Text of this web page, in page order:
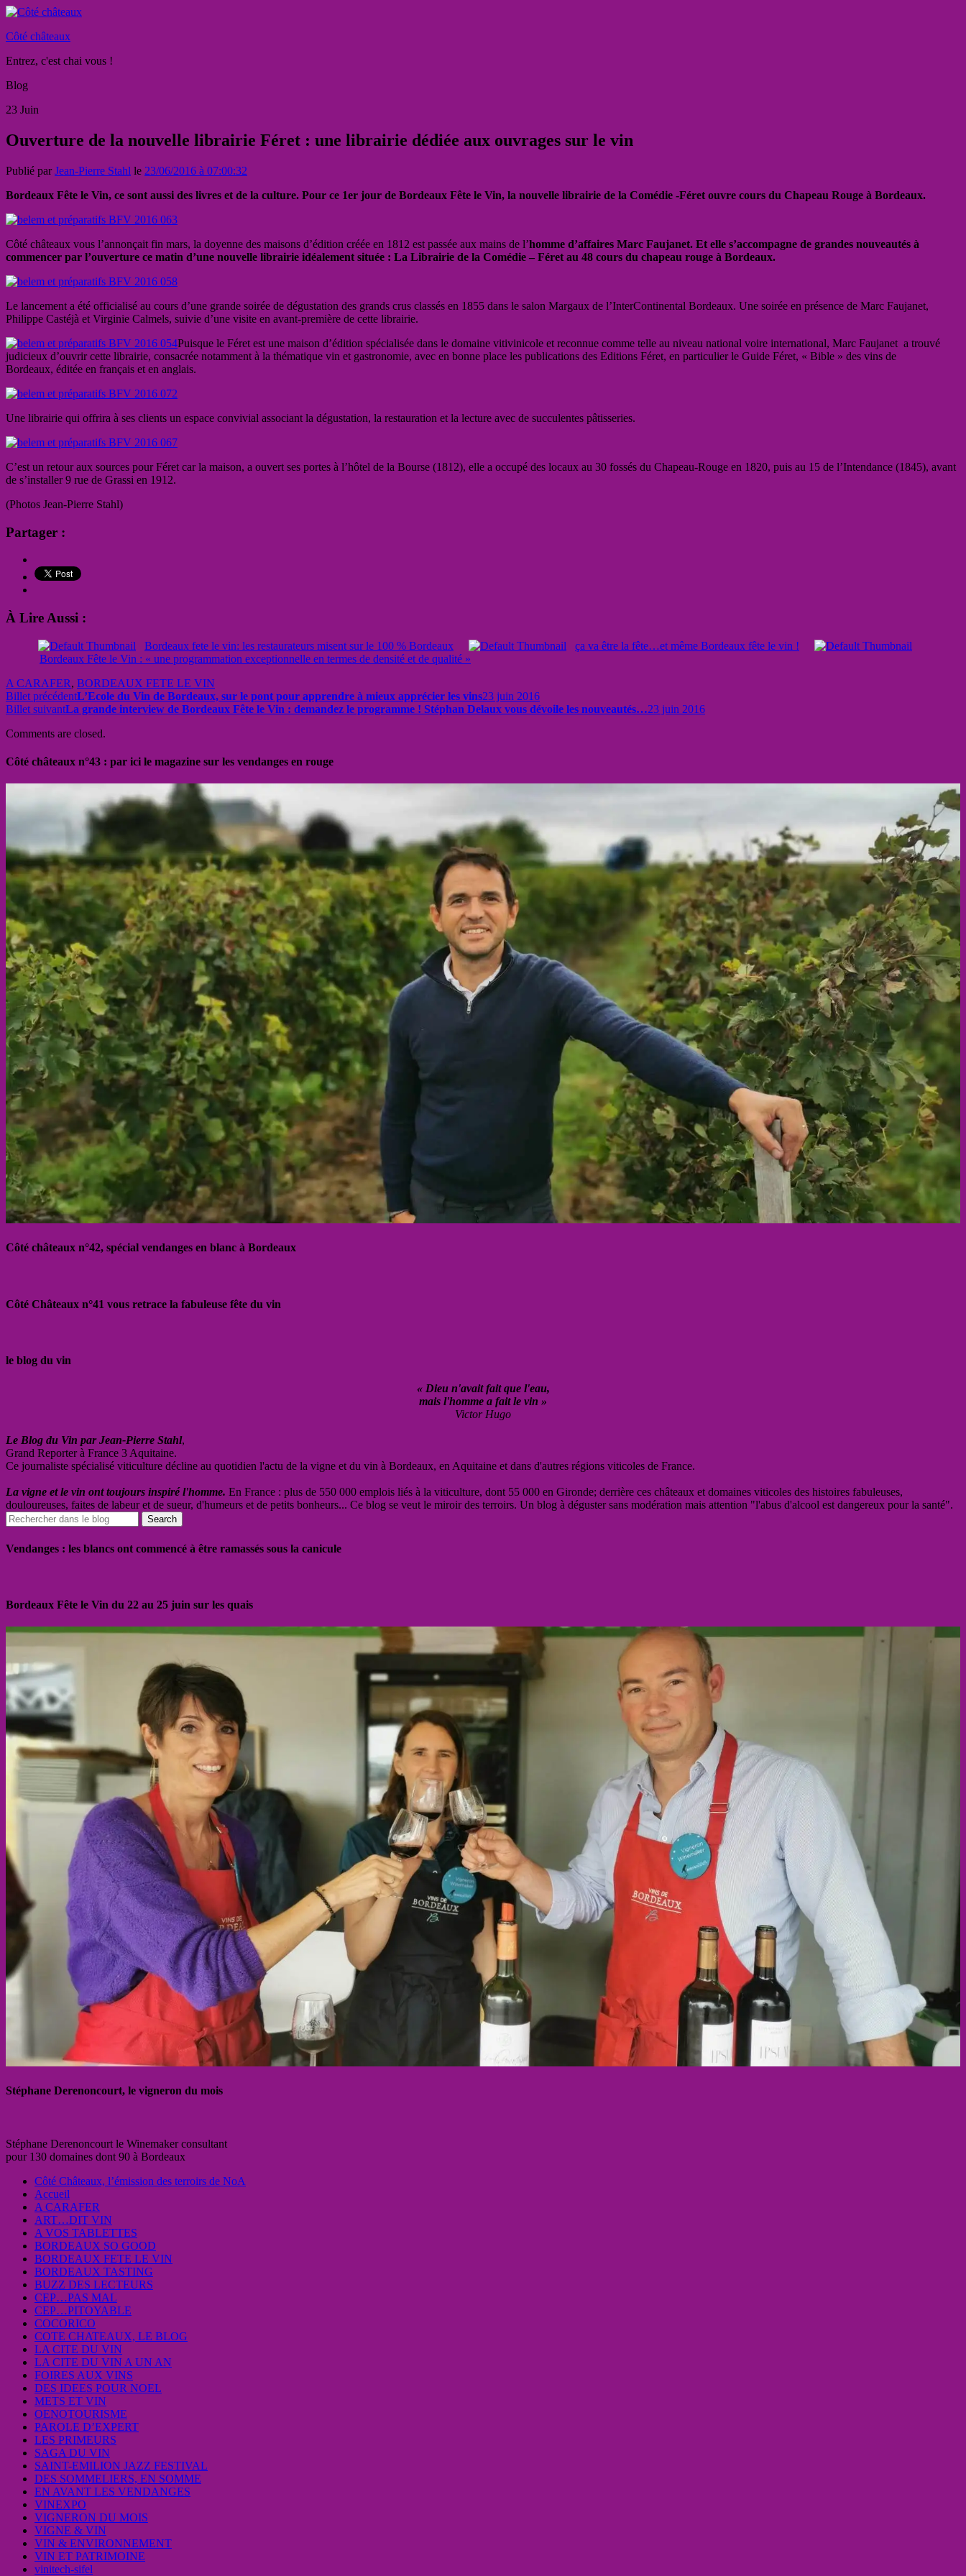
Côté châteaux
Entrez, c'est chai vous !
Blog
23 Juin
Ouverture de la nouvelle librairie Féret : une librairie dédiée aux ouvrages sur le vin
Publié parJean-Pierre Stahl le 23/06/2016 à 07:00:32
Bordeaux Fête le Vin, ce sont aussi des livres et de la culture. Pour ce 1er jour de Bordeaux Fête le Vin, la nouvelle librairie de la Comédie -Féret ouvre cours du Chapeau Rouge à Bordeaux.
Côté châteaux vous l’annonçait fin mars, la doyenne des maisons d’édition créée en 1812 est passée aux mains de l’homme d’affaires Marc Faujanet. Et elle s’accompagne de grandes nouveautés à
commencer par l’ouverture ce matin d’une nouvelle librairie idéalement située : La Librairie de la Comédie – Féret au 48 cours du chapeau rouge à Bordeaux.
Le lancement a été officialisé au cours d’une grande soirée de dégustation des grands crus classés en 1855 dans le salon Margaux de l’InterContinental Bordeaux. Une soirée en présence de Marc Faujanet,
Philippe Castéjà et Virginie Calmels, suivie d’une visite en avant-première de cette librairie.
Puisque le Féret est une maison d’édition spécialisée dans le domaine vitivinicole et reconnue comme telle au niveau national voire international, Marc Faujanet a trouvé
judicieux d’ouvrir cette librairie, consacrée notamment à la thématique vin et gastronomie, avec en bonne place les publications des Editions Féret, en particulier le Guide Féret, « Bible » des vins de
Bordeaux, éditée en français et en anglais.
Une librairie qui offrira à ses clients un espace convivial associant la dégustation, la restauration et la lecture avec de succulentes pâtisseries.
C’est un retour aux sources pour Féret car la maison, a ouvert ses portes à l’hôtel de la Bourse (1812), elle a occupé des locaux au 30 fossés du Chapeau-Rouge en 1820, puis au 15 de l’Intendance (1845), avant
de s’installer 9 rue de Grassi en 1912.
(Photos Jean-Pierre Stahl)
Partager :
À Lire Aussi :
Bordeaux fete le vin: les restaurateurs misent sur le 100 % Bordeaux
ça va être la fête…et même Bordeaux fête le vin !
Bordeaux Fête le Vin : « une programmation exceptionnelle en termes de densité et de qualité »
A CARAFER, BORDEAUX FETE LE VIN
Billet précédentL’Ecole du Vin de Bordeaux, sur le pont pour apprendre à mieux apprécier les vins23 juin 2016
Billet suivantLa grande interview de Bordeaux Fête le Vin : demandez le programme ! Stéphan Delaux vous dévoile les nouveautés…23 juin 2016
Comments are closed.
Côté châteaux n°43 : par ici le magazine sur les vendanges en rouge
Côté châteaux n°42, spécial vendanges en blanc à Bordeaux
Côté Châteaux n°41 vous retrace la fabuleuse fête du vin
le blog du vin
« Dieu n'avait fait que l'eau,
mais l'homme a fait le vin »
Victor Hugo
Le Blog du Vin par Jean-Pierre Stahl,
Grand Reporter à France 3 Aquitaine.
Ce journaliste spécialisé viticulture décline au quotidien l'actu de la vigne et du vin à Bordeaux, en Aquitaine et dans d'autres régions viticoles de France.
La vigne et le vin ont toujours inspiré l'homme. En France : plus de 550 000 emplois liés à la viticulture, dont 55 000 en Gironde; derrière ces châteaux et domaines viticoles des histoires fabuleuses,
douloureuses, faites de labeur et de sueur, d'humeurs et de petits bonheurs... Ce blog se veut le miroir des terroirs. Un blog à déguster sans modération mais attention "l'abus d'alcool est dangereux pour la santé".
Vendanges : les blancs ont commencé à être ramassés sous la canicule
Bordeaux Fête le Vin du 22 au 25 juin sur les quais
Stéphane Derenoncourt, le vigneron du mois
Stéphane Derenoncourt le Winemaker consultant
pour 130 domaines dont 90 à Bordeaux
Côté Châteaux, l’émission des terroirs de NoA
Accueil
A CARAFER
ART…DIT VIN
A VOS TABLETTES
BORDEAUX SO GOOD
BORDEAUX FETE LE VIN
BORDEAUX TASTING
BUZZ DES LECTEURS
CEP…PAS MAL
CEP…PITOYABLE
COCORICO
COTE CHATEAUX, LE BLOG
LA CITE DU VIN
LA CITE DU VIN A UN AN
FOIRES AUX VINS
DES IDEES POUR NOEL
METS ET VIN
OENOTOURISME
PAROLE D’EXPERT
LES PRIMEURS
SAGA DU VIN
SAINT-EMILION JAZZ FESTIVAL
DES SOMMELIERS, EN SOMME
EN AVANT LES VENDANGES
VINEXPO
VIGNERON DU MOIS
VIGNE & VIN
VIN & ENVIRONNEMENT
VIN ET PATRIMOINE
vinitech-sifel